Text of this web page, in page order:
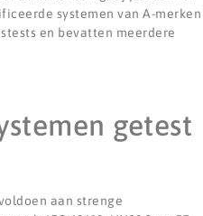
systemen van A-merken
en bevatten meerdere
getest
aan strenge